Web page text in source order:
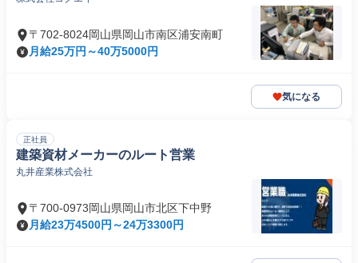
〒702-8024岡山県岡山市南区浦安南町
月給25万円～40万5000円
気になる
正社員
建築資材メーカーのルート営業
丸井産業株式会社
〒700-0973岡山県岡山市北区下中野
月給23万4500円～24万3300円